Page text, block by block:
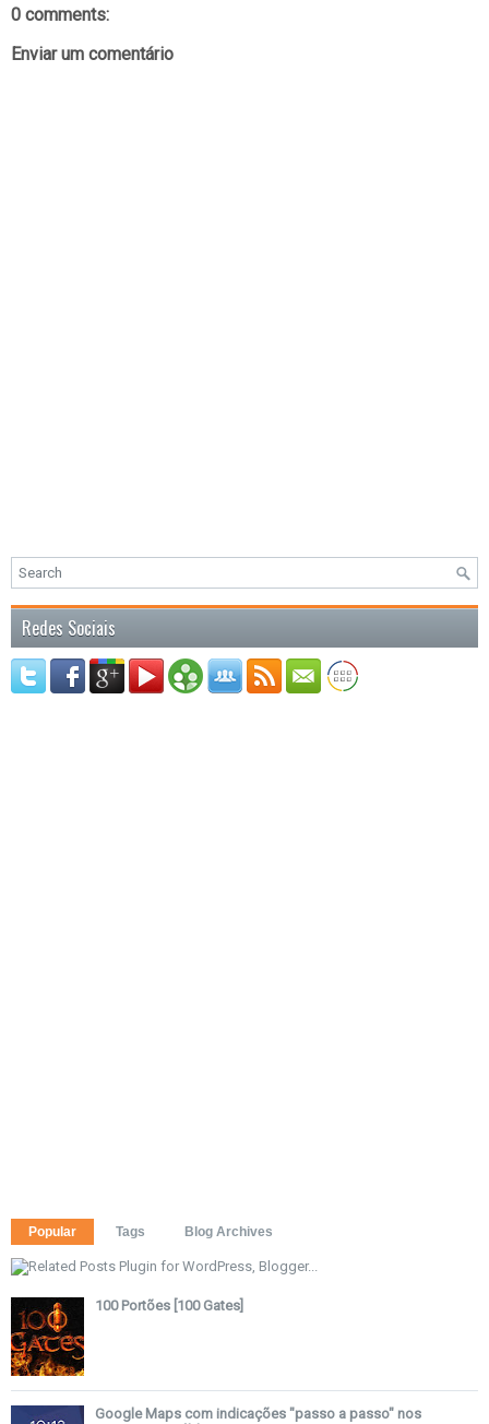
0 comments:
Enviar um comentário
Redes Sociais
Popular Tags Blog Archives
100 Portões [100 Gates]
Google Maps com indicações "passo a passo" nos